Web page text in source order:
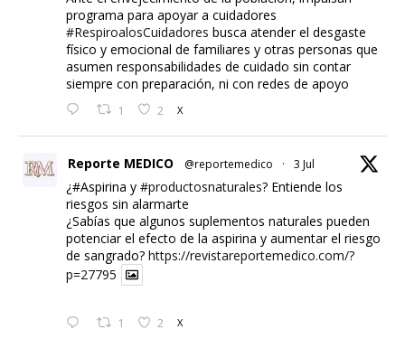
programa para apoyar a cuidadores
#RespiroalosCuidadores busca atender el desgaste
físico y emocional de familiares y otras personas que
asumen responsabilidades de cuidado sin contar
siempre con preparación, ni con redes de apoyo
1 2 X
Reporte MEDICO @reportemedico · 3 Jul
¿#Aspirina y #productosnaturales? Entiende los
riesgos sin alarmarte
¿Sabías que algunos suplementos naturales pueden
potenciar el efecto de la aspirina y aumentar el riesgo
de sangrado? https://revistareportemedico.com/?
p=27795
1 2 X